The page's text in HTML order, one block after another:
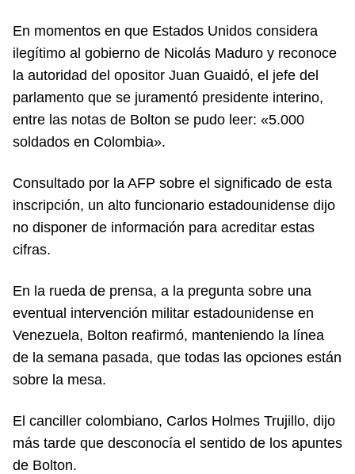
En momentos en que Estados Unidos considera
ilegítimo al gobierno de Nicolás Maduro y reconoce
la autoridad del opositor Juan Guaidó, el jefe del
parlamento que se juramentó presidente interino,
entre las notas de Bolton se pudo leer: «5.000
soldados en Colombia».
Consultado por la AFP sobre el significado de esta
inscripción, un alto funcionario estadounidense dijo
no disponer de información para acreditar estas
cifras.
En la rueda de prensa, a la pregunta sobre una
eventual intervención militar estadounidense en
Venezuela, Bolton reafirmó, manteniendo la línea
de la semana pasada, que todas las opciones están
sobre la mesa.
El canciller colombiano, Carlos Holmes Trujillo, dijo
más tarde que desconocía el sentido de los apuntes
de Bolton.